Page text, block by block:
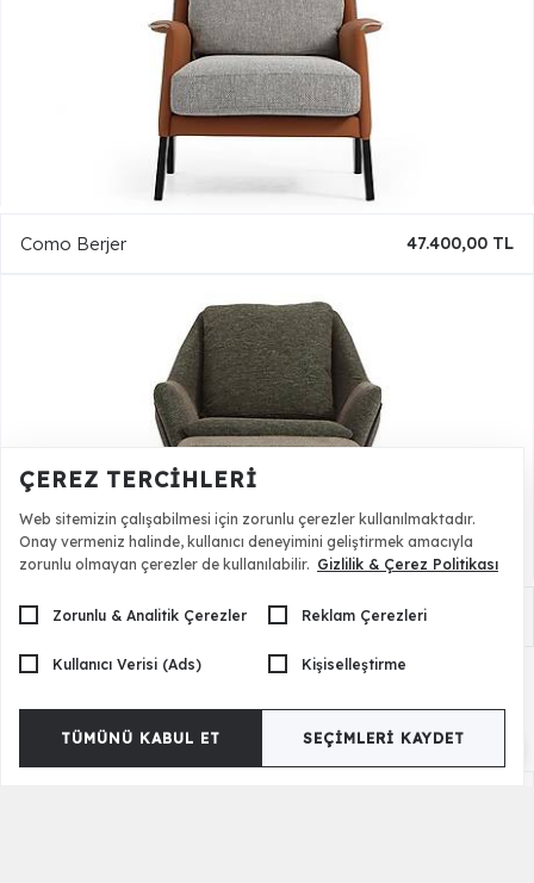
Como Berjer 47.400,00 TL
Deren Berjer 51.000,00 TL
ÇEREZ TERCIHLERI
Web sitemizin çalışabilmesi için zorunlu çerezler kullanılmaktadır.
Onay vermeniz halinde, kullanıcı deneyimini geliştirmek amacıyla
zorunlu olmayan çerezler de kullanılabilir. Gizlilik & Çerez Politikası
Zorunlu & Analitik Çerezler Reklam Çerezleri
Kullanıcı Verisi (Ads) Kişiselleştirme
TÜMÜNÜ KABUL ET SEÇIMLERI KAYDET